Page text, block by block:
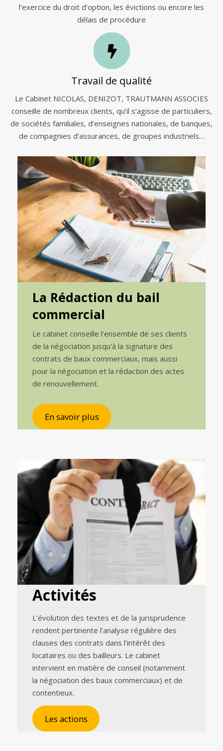
l’exercice du droit d’option, les évictions ou encore les
délais de procédure
Travail de qualité
Le Cabinet NICOLAS, DENIZOT, TRAUTMANN ASSOCIES
conseille de nombreux clients, qu’il s’agisse de particuliers,
de sociétés familiales, d’enseignes nationales, de banques,
de compagnies d’assurances, de groupes industriels…
La Rédaction du bail
commercial
Le cabinet conseille l’ensemble de ses clients
de la négociation jusqu’à la signature des
contrats de baux commerciaux, mais aussi
pour la négociation et la rédaction des actes
de renouvellement.
En savoir plus
Activités
L’évolution des textes et de la jurisprudence
rendent pertinente l’analyse régulière des
clauses des contrats dans l’intérêt des
locataires ou des bailleurs. Le cabinet
intervient en matière de conseil (notamment
la négociation des baux commerciaux) et de
contentieux.
Les actions